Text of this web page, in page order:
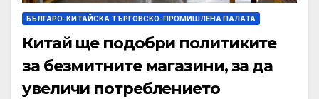
БЪЛГАРО-КИТАЙСКА ТЪРГОВСКО-ПРОМИШЛЕНА ПАЛАТА
Китай ще подобри политиките
за безмитните магазини, за да
увеличи потреблението